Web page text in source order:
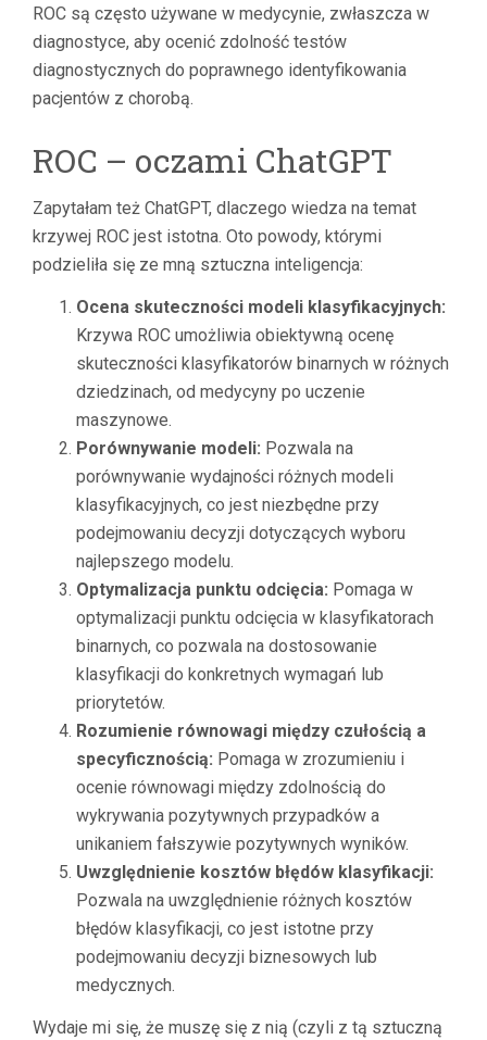
ROC są często używane w medycynie, zwłaszcza w
diagnostyce, aby ocenić zdolność testów
diagnostycznych do poprawnego identyfikowania
pacjentów z chorobą.
ROC – oczami ChatGPT
Zapytałam też ChatGPT, dlaczego wiedza na temat
krzywej ROC jest istotna. Oto powody, którymi
podzieliła się ze mną sztuczna inteligencja:
Ocena skuteczności modeli klasyfikacyjnych:
Krzywa ROC umożliwia obiektywną ocenę
skuteczności klasyfikatorów binarnych w różnych
dziedzinach, od medycyny po uczenie
maszynowe.
Porównywanie modeli: Pozwala na
porównywanie wydajności różnych modeli
klasyfikacyjnych, co jest niezbędne przy
podejmowaniu decyzji dotyczących wyboru
najlepszego modelu.
Optymalizacja punktu odcięcia: Pomaga w
optymalizacji punktu odcięcia w klasyfikatorach
binarnych, co pozwala na dostosowanie
klasyfikacji do konkretnych wymagań lub
priorytetów.
Rozumienie równowagi między czułością a
specyficznością: Pomaga w zrozumieniu i
ocenie równowagi między zdolnością do
wykrywania pozytywnych przypadków a
unikaniem fałszywie pozytywnych wyników.
Uwzględnienie kosztów błędów klasyfikacji:
Pozwala na uwzględnienie różnych kosztów
błędów klasyfikacji, co jest istotne przy
podejmowaniu decyzji biznesowych lub
medycznych.
Wydaje mi się, że muszę się z nią (czyli z tą sztuczną